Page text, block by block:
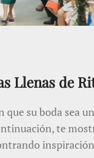
Llenas de
su boda sea
te